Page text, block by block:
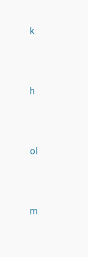
k
h
ol
m